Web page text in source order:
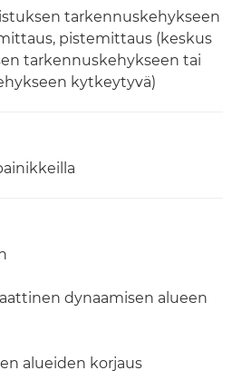
tarkennuskehykseen
pistemittaus (keskus
tarkennuskehykseen tai
kytkeytyvä)
dynaamisen alueen
alueiden korjaus